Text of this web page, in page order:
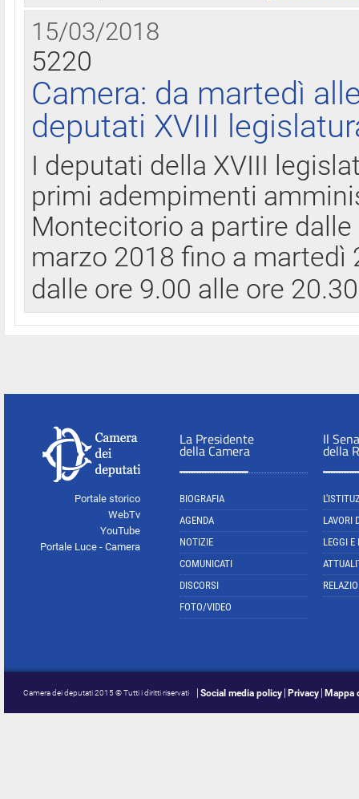
15/03/2018
5220
Camera: da martedì
deputati XVIII
I deputati della XVIII
primi adempimenti
Montecitorio a partire
marzo 2018 fino a
dalle ore 9.00 alle ore
Portale storico
WebTv
YouTube
Portale Luce - Camera
La Presidente
della Camera
BIOGRAFIA
AGENDA
NOTIZIE
COMUNICATI
DISCORSI
FOTO/VIDEO
Il
della
LAVORI
LEGGI E
Camera dei deputati 2015 © Tutti i diritti riservati Social media policy Privacy Mappa